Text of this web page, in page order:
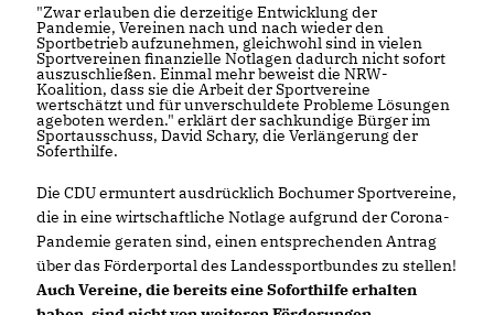
"Zwar erlauben die derzeitige Entwicklung der
Pandemie, Vereinen nach und nach wieder den
Sportbetrieb aufzunehmen, gleichwohl sind in vielen
Sportvereinen finanzielle Notlagen dadurch nicht sofort
auszuschließen. Einmal mehr beweist die NRW-
Koalition, dass sie die Arbeit der Sportvereine
wertschätzt und für unverschuldete Probleme Lösungen
ageboten werden." erklärt der sachkundige Bürger im
Sportausschuss, David Schary, die Verlängerung der
Soferthilfe.
Die CDU ermuntert ausdrücklich Bochumer Sportvereine,
die in eine wirtschaftliche Notlage aufgrund der Corona-
Pandemie geraten sind, einen entsprechenden Antrag
über das Förderportal des Landessportbundes zu stellen!
Auch Vereine, die bereits eine Soforthilfe erhalten